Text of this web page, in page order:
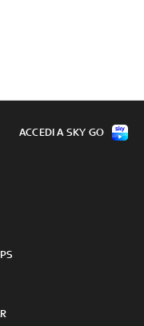
ACCEDI A SKY GO